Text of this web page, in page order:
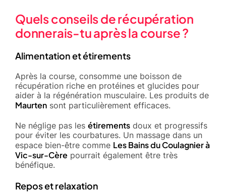
Quels conseils de récupération
donnerais-tu après la course ?
Alimentation et étirements
Après la course, consomme une boisson de
récupération riche en protéines et glucides pour
aider à la régénération musculaire. Les produits de
Maurten sont particulièrement efficaces.
Ne néglige pas les étirements doux et progressifs
pour éviter les courbatures. Un massage dans un
espace bien-être comme Les Bains du Coulagnier à
Vic-sur-Cère pourrait également être très
bénéfique.
Repos et relaxation